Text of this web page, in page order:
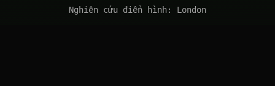
Nghiên cứu điển hình: London